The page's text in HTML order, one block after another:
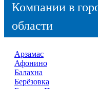
Компании в
области
Арзамас
Афонино
Балахна
Берёзовка